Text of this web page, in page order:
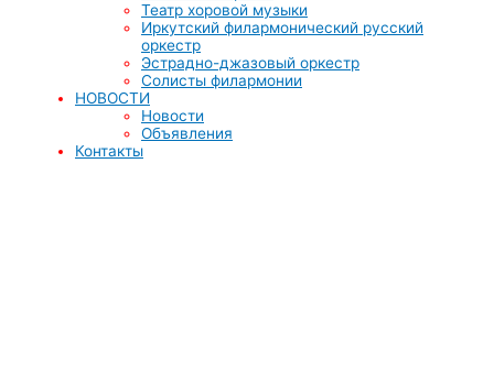
Театр хоровой музыки
Иркутский филармонический русский
оркестр
Эстрадно-джазовый оркестр
Солисты филармонии
НОВОСТИ
Новости
Объявления
Контакты